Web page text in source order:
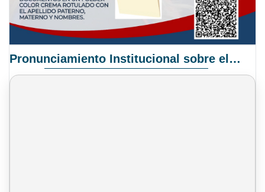
Pronunciamiento Institucional sobre el Proyecto de Ley N° 068/2025-2026 C.S.